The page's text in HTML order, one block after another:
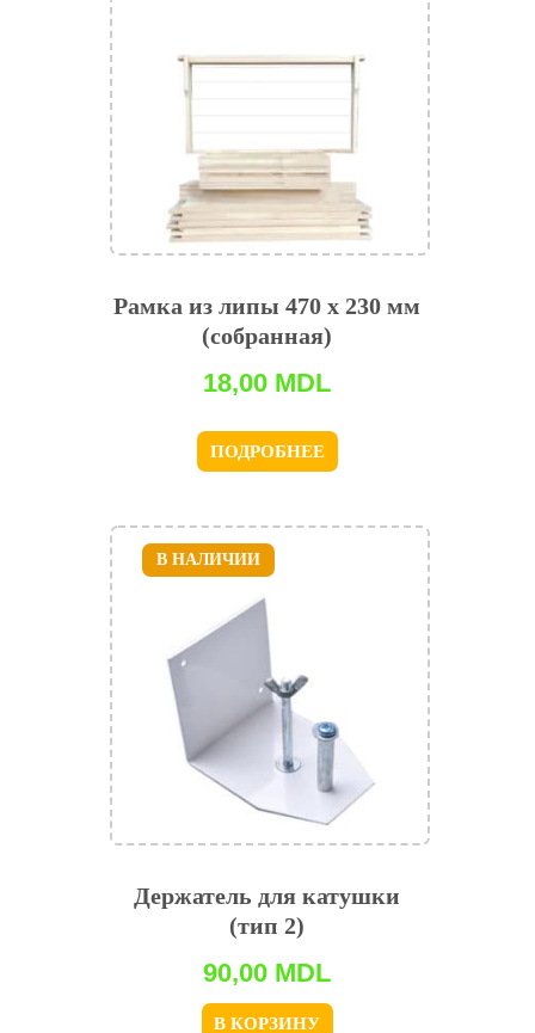
Рамка из липы 470 x 230 мм
(собранная)
18,00 MDL
ПОДРОБНЕЕ
Держатель для катушки
(тип 2)
90,00 MDL
В КОРЗИНУ
В НАЛИЧИИ